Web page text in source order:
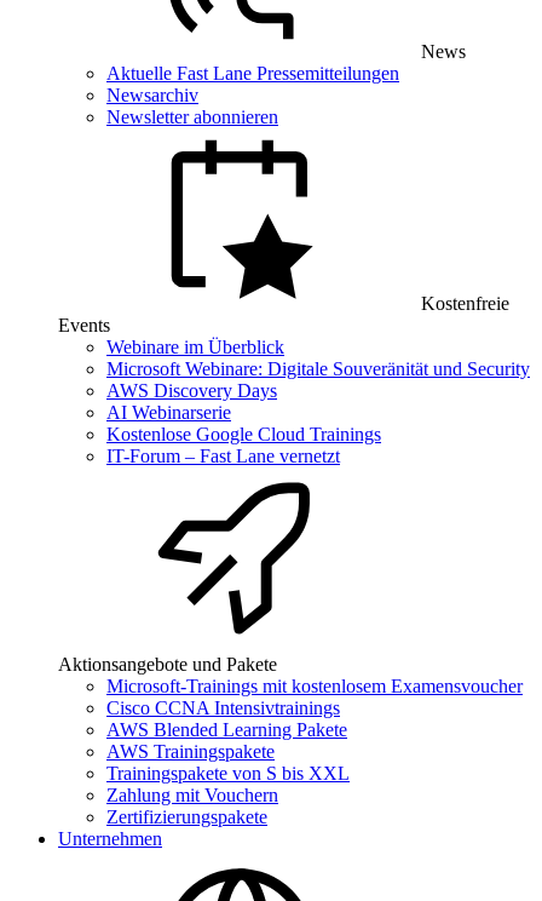
News
Aktuelle Fast Lane Pressemitteilungen
Newsarchiv
Newsletter abonnieren
Kostenfreie
Events
Webinare im Überblick
Microsoft Webinare: Digitale Souveränität und Security
AWS Discovery Days
AI Webinarserie
Kostenlose Google Cloud Trainings
IT-Forum – Fast Lane vernetzt
Aktionsangebote und Pakete
Microsoft-Trainings mit kostenlosem Examensvoucher
Cisco CCNA Intensivtrainings
AWS Blended Learning Pakete
AWS Trainingspakete
Trainingspakete von S bis XXL
Zahlung mit Vouchern
Zertifizierungspakete
Unternehmen